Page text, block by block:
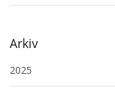
Arkiv
2025